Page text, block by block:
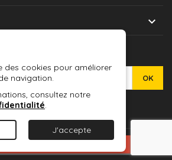

des cookies pour améliorer
navigation.
consultez notre
.
J'accepte
D'INFORMATIONS
- L'ANTRE DES JEUX. All Rights
Reserved.